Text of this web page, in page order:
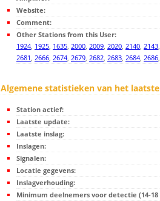
Website:
Comment:
Other Stations from this User:
1924, 1925, 1635, 2000, 2009, 2020, 2140, 2143
2681, 2666, 2674, 2679, 2682, 2683, 2684, 2686
Algemene statistieken van het
Station actief:
Laatste update:
Laatste inslag:
Inslagen:
Signalen:
Locatie gegevens:
Inslagverhouding:
Minimum deelnemers voor detectie (14-